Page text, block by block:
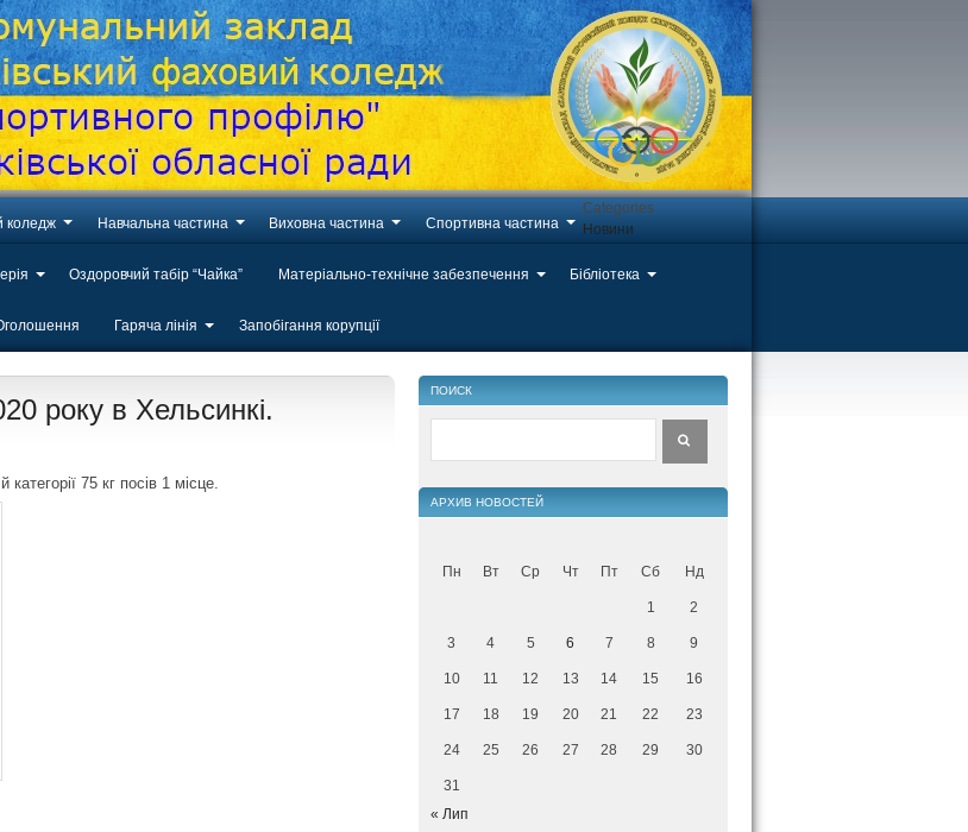
коледж Навчальна частина Виховна частина Спортивна частина
Оздоровчий табір “Чайка” Матеріально-технічне забезпечення Бібліотека
Гаряча лінія Запобігання корупції
Categories
Новини
року в Хельсинкі.
75 кг посів 1 місце.
ПОИСК
АРХИВ НОВОСТЕЙ
Пн Вт Ср Чт Пт Сб Нд
1 2
3 4 5 6 7 8 9
10 11 12 13 14 15 16
17 18 19 20 21 22 23
24 25 26 27 28 29 30
31
« Лип